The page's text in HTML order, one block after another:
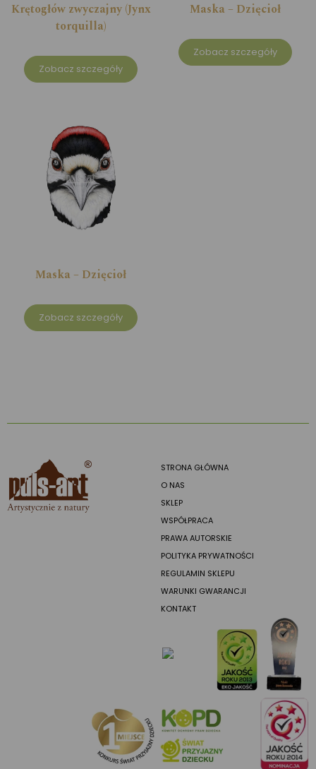
Krętogłów zwyczajny (Jynx
torquilla)
Zobacz szczegóły
Maska – Dzięcioł
Zobacz szczegóły
Maska – Dzięcioł
Zobacz szczegóły
STRONA GŁÓWNA
O NAS
SKLEP
WSPÓŁPRACA
PRAWA AUTORSKIE
POLITYKA PRYWATNOŚCI
REGULAMIN SKLEPU
WARUNKI GWARANCJI
KONTAKT